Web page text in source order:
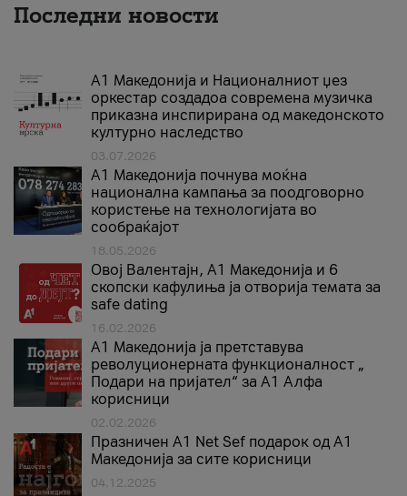
Последни новости
А1 Македонија и Националниот џез
оркестар создадоа современа музичка
приказна инспирирана од македонското
културно наследство
03.07.2026
A1 Македонија почнува моќна
национална кампања за поодговорно
користење на технологијата во
сообраќајот
18.05.2026
Овој Валентајн, A1 Македонија и 6
скопски кафулиња ја отворија темата за
safe dating
16.02.2026
А1 Македонија ја претставува
револуционерната функционалност „
Подари на пријател“ за А1 Алфа
корисници
02.02.2026
Празничен A1 Net Sеf подарок од А1
Македонија за сите корисници
04.12.2025